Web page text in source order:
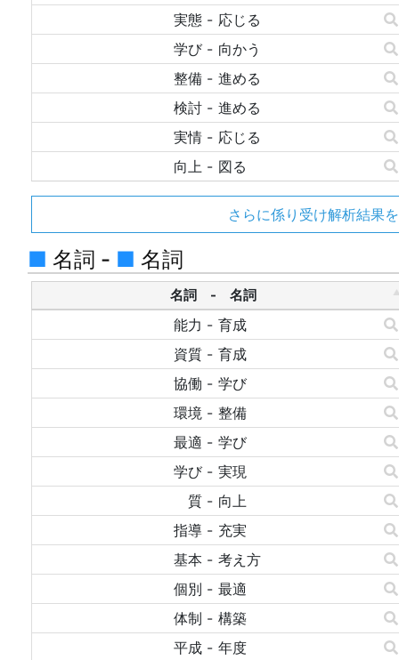
実態 - 応じる
学び - 向かう
整備 - 進める
検討 - 進める
実情 - 応じる
向上 - 図る
さらに係り受け解析結果
■ 名詞 - ■ 名詞
名詞 - 名詞
能力 - 育成
資質 - 育成
協働 - 学び
環境 - 整備
最適 - 学び
学び - 実現
質 - 向上
指導 - 充実
基本 - 考え方
個別 - 最適
体制 - 構築
平成 - 年度